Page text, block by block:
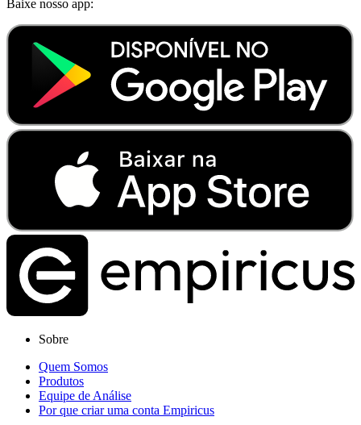
Baixe nosso app:
Sobre
Quem Somos
Produtos
Equipe de Análise
Por que criar uma conta Empiricus